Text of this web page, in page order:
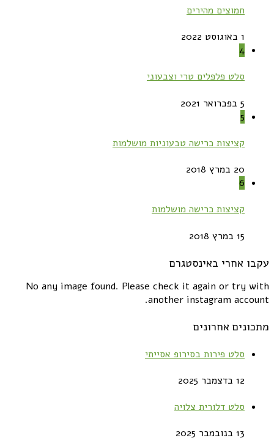
חמוצים מהירים
1 באוגוסט 2022
4
סלט פלפלים טרי וצבעוני
5 בפברואר 2021
5
קציצות כרישה טבעוניות מושלמות
20 במרץ 2018
6
קציצות כרישה מושלמות
15 במרץ 2018
עקבו אחרי באינסטגרם
No any image found. Please check it again or try with
another instagram account.
מתכונים אחרונים
סלט פירות בסירופ אסייתי
12 בדצמבר 2025
סלט דלורית צלויה
13 בנובמבר 2025